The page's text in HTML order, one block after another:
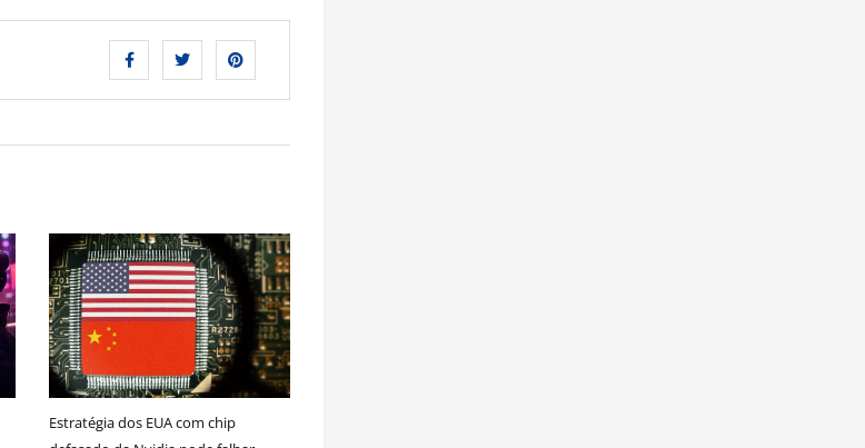
Estratégia dos EUA com chip